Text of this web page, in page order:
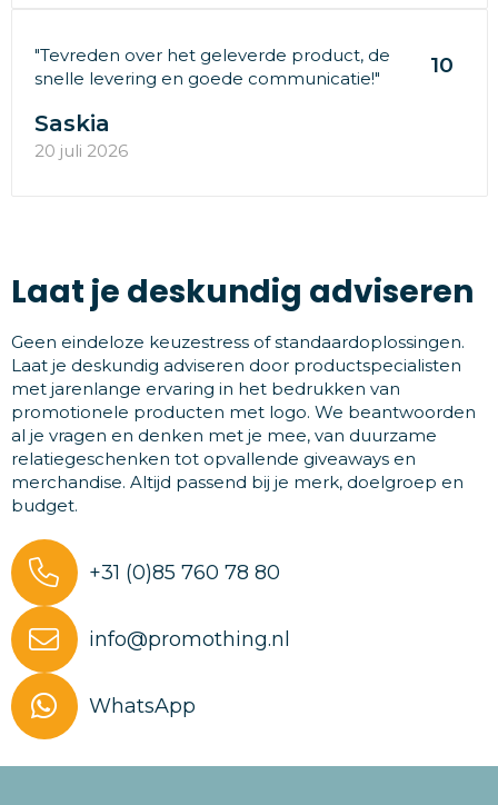
"Tevreden over het geleverde product, de
snelle levering en goede communicatie!"
10
Saskia
20 juli 2026
Laat je deskundig adviseren
Geen eindeloze keuzestress of standaardoplossingen.
Laat je deskundig adviseren door productspecialisten
met jarenlange ervaring in het bedrukken van
promotionele producten met logo. We beantwoorden
al je vragen en denken met je mee, van duurzame
relatiegeschenken tot opvallende giveaways en
merchandise. Altijd passend bij je merk, doelgroep en
budget.
+31 (0)85 760 78 80
info@promothing.nl
WhatsApp